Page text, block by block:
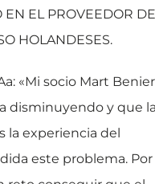
EN EL PROVEEDOR DE
HOLANDESES.
«Mi socio Mart
disminuyendo y que la
la experiencia del
este problema. Por